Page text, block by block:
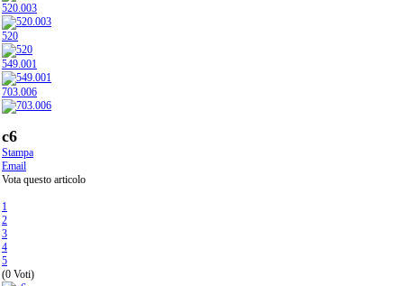
520.003
520
549.001
703.006
c6
Stampa
Email
Vota questo articolo
1
2
3
4
5
(0 Voti)